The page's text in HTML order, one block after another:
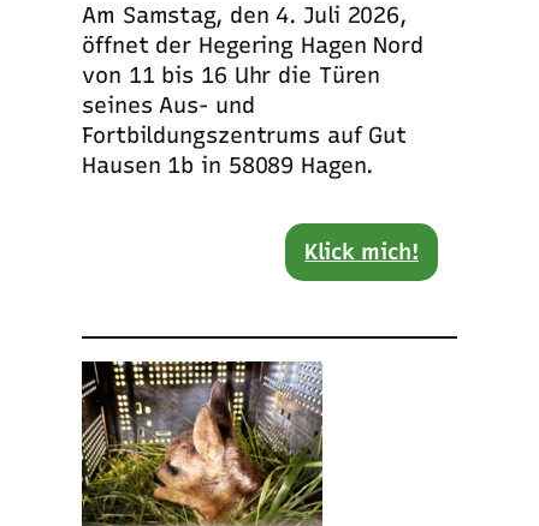
Am Samstag, den 4. Juli 2026,
öffnet der Hegering Hagen Nord
von 11 bis 16 Uhr die Türen
seines Aus- und
Fortbildungszentrums auf Gut
Hausen 1b in 58089 Hagen.
Klick mich!